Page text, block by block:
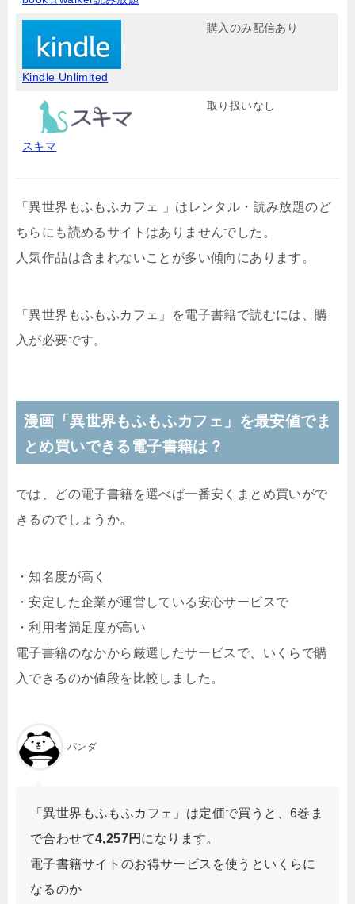
Kindle Unlimited
購入のみ配信あり
スキマ
取り扱いなし
「異世界もふもふカフェ 」はレンタル・読み放題のど
ちらにも読めるサイトはありませんでした。
人気作品は含まれないことが多い傾向にあります。
「異世界もふもふカフェ」を電子書籍で読むには、購
入が必要です。
漫画「異世界もふもふカフェ」を最安値でま
とめ買いできる電子書籍は？
では、どの電子書籍を選べば一番安くまとめ買いがで
きるのでしょうか。
・知名度が高く
・安定した企業が運営している安心サービスで
・利用者満足度が高い
電子書籍のなかから厳選したサービスで、いくらで購
入できるのか値段を比較しました。
パンダ
「異世界もふもふカフェ」は定価で買うと、6巻ま
で合わせて4,257円 になります。
電子書籍サイトのお得サービスを使うといくらに
なるのか